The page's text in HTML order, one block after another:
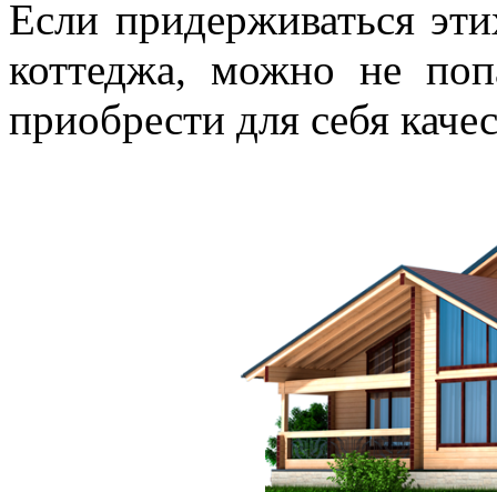
Если придерживаться
коттеджа, можно не
приобрести для себя